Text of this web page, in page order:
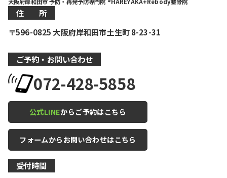
大阪府岸和田市 予防・再発予防専門院 ®HAREYAKA+Rebody整骨院
住 所
〒596-0825 大阪府岸和田市土生町 8-23-31
ご予約・お問い合わせ
072-428-5858
公式LINEからご予約はこちら
フォームからお問い合わせはこちら
受付時間